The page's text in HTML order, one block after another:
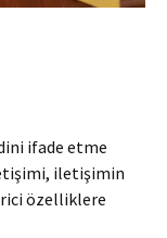
ifade etme
iletişimin
özelliklere